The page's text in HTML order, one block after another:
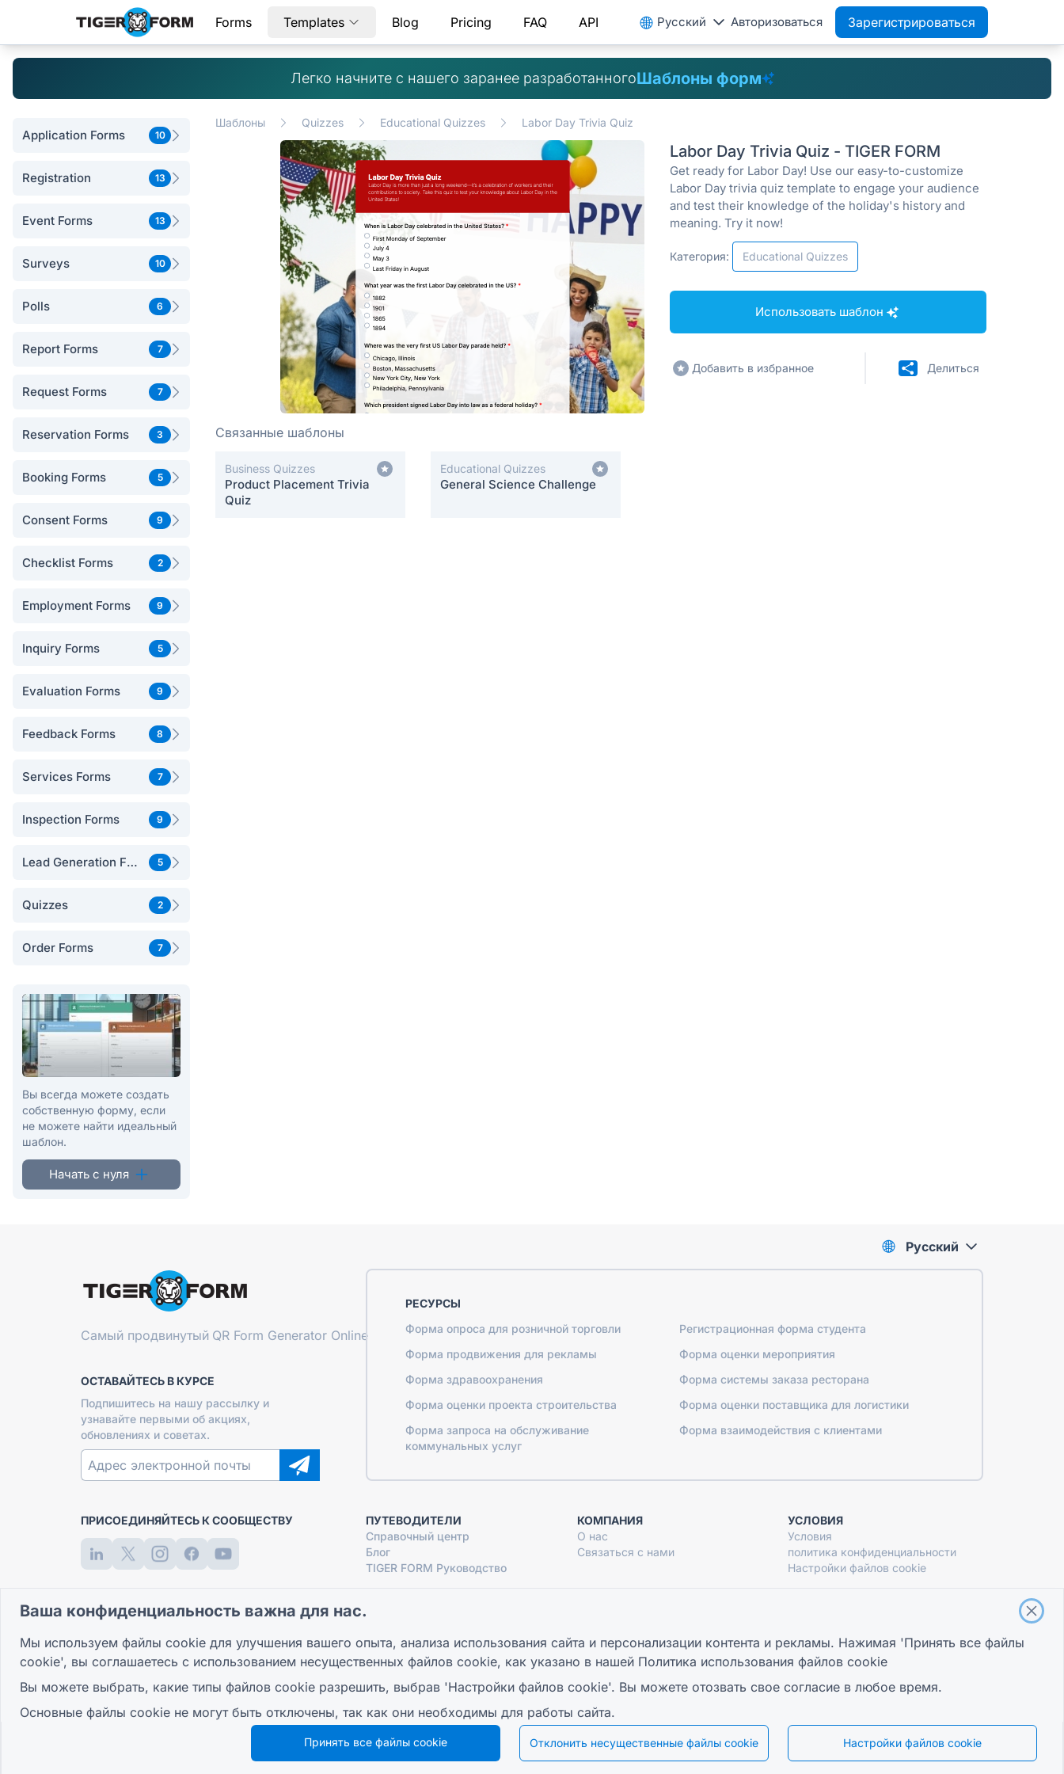
Forms Templates Blog Pricing FAQ API Pусский Авторизоваться Зарегистрироваться
Легко начните с нашего заранее разработанногоШаблоны форм
Application Forms 10
Registration 13
Event Forms 13
Surveys 10
Polls 6
Report Forms 7
Request Forms 7
Reservation Forms 3
Booking Forms 5
Consent Forms 9
Checklist Forms 2
Employment Forms 9
Inquiry Forms 5
Evaluation Forms 9
Feedback Forms 8
Services Forms 7
Inspection Forms 9
Lead Generation Forms 5
Quizzes 2
Order Forms 7
Вы всегда можете создать
собственную форму, если
не можете найти идеальный
шаблон.
Начать с нуля
Шаблоны Quizzes Educational Quizzes Labor Day Trivia Quiz
Labor Day Trivia Quiz - TIGER FORM
Get ready for Labor Day! Use our easy-to-customize
Labor Day trivia quiz template to engage your audience
and test their knowledge of the holiday's history and
meaning. Try it now!
Категория: Educational Quizzes
Использовать шаблон
Добавить в избранное Делиться
Связанные шаблоны
Business Quizzes
Product Placement Trivia
Quiz
Educational Quizzes
General Science Challenge
Самый продвинутый QR Form Generator Online
ОСТАВАЙТЕСЬ В КУРСЕ
Подпишитесь на нашу рассылку и
узнавайте первыми об акциях,
обновлениях и советах.
РЕСУРСЫ
Форма опроса для розничной торговли
Регистрационная форма студента
Форма продвижения для рекламы
Форма оценки мероприятия
Форма здравоохранения
Форма системы заказа ресторана
Форма оценки проекта строительства
Форма оценки поставщика для логистики
Форма запроса на обслуживание
коммунальных услуг
Форма взаимодействия с клиентами
ПРИСОЕДИНЯЙТЕСЬ К СООБЩЕСТВУ
ПУТЕВОДИТЕЛИ
Справочный центр
Блог
TIGER FORM Руководство
КОМПАНИЯ
О нас
Связаться с нами
УСЛОВИЯ
Условия
политика конфиденциальности
Настройки файлов cookie
Pусский
© 2026 QR Form Generator. All rights reserved.
Ваша конфиденциальность важна для нас.
Мы используем файлы cookie для улучшения вашего опыта, анализа использования сайта и персонализации контента и рекламы. Нажимая 'Принять все файлы
cookie', вы соглашаетесь с использованием несущественных файлов cookie, как указано в нашей Политика использования файлов cookie
Вы можете выбрать, какие типы файлов cookie разрешить, выбрав 'Настройки файлов cookie'. Вы можете отозвать свое согласие в любое время.
Основные файлы cookie не могут быть отключены, так как они необходимы для работы сайта.
Принять все файлы cookie Отклонить несущественные файлы cookie Настройки файлов cookie